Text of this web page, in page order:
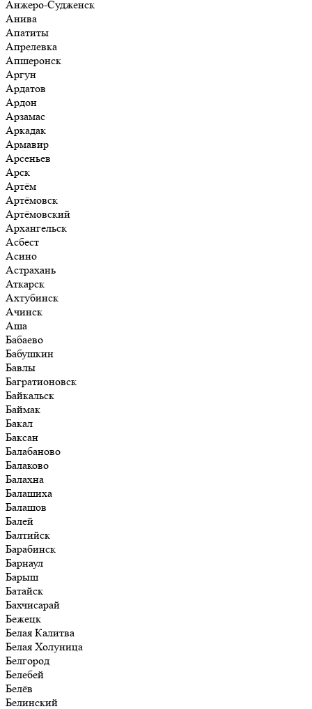
Анжеро-Судженск
Анива
Апатиты
Апрелевка
Апшеронск
Аргун
Ардатов
Ардон
Арзамас
Аркадак
Армавир
Арсеньев
Арск
Артём
Артёмовск
Артёмовский
Архангельск
Асбест
Асино
Астрахань
Аткарск
Ахтубинск
Ачинск
Аша
Бабаево
Бабушкин
Бавлы
Багратионовск
Байкальск
Баймак
Бакал
Баксан
Балабаново
Балаково
Балахна
Балашиха
Балашов
Балей
Балтийск
Барабинск
Барнаул
Барыш
Батайск
Бахчисарай
Бежецк
Белая Калитва
Белая Холуница
Белгород
Белебей
Белёв
Белинский